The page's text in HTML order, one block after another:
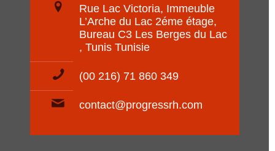
Rue Lac Victoria, Immeuble
L’Arche du Lac 2éme étage,
Bureau C3 Les Berges du Lac
, Tunis Tunisie
(00 216) 71 860 349
contact@progressrh.com